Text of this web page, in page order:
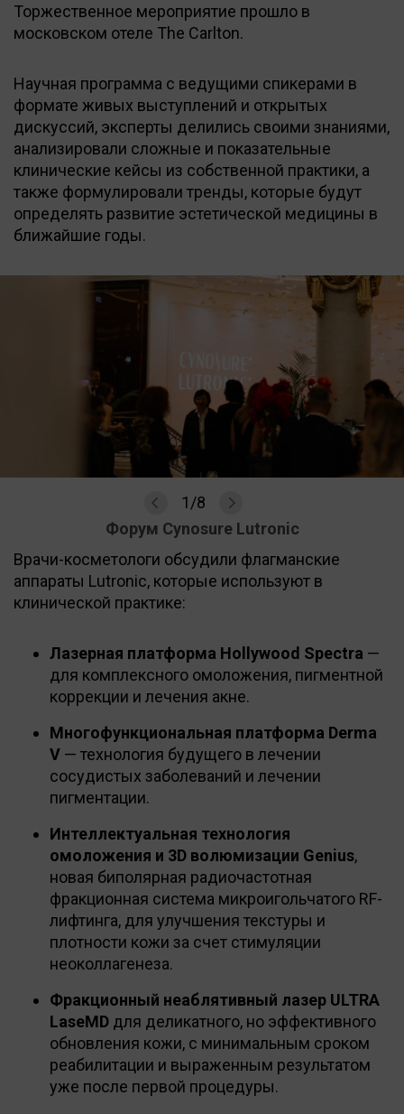
Торжественное мероприятие прошло в
московском отеле The Carlton.
Научная программа с ведущими спикерами в
формате живых выступлений и открытых
дискуссий, эксперты делились своими знаниями,
анализировали сложные и показательные
клинические кейсы из собственной практики, а
также формулировали тренды, которые будут
определять развитие эстетической медицины в
ближайшие годы.
1/8
Форум Cynosure Lutronic
Врачи-косметологи обсудили флагманские
аппараты Lutroniс, которые используют в
клинической практике:
Лазерная платформа Hollywood Spectra —
для комплексного омоложения, пигментной
коррекции и лечения акне.
Многофункциональная платформа Derma
V — технология будущего в лечении
сосудистых заболеваний и лечении
пигментации.
Интеллектуальная технология
омоложения и 3D волюмизации Genius,
новая биполярная радиочастотная
фракционная система микроигольчатого RF-
лифтинга, для улучшения текстуры и
плотности кожи за счет стимуляции
неоколлагенеза.
Фракционный неаблятивный лазер ULTRA
LaseMD для деликатного, но эффективного
обновления кожи, с минимальным сроком
реабилитации и выраженным результатом
уже после первой процедуры.